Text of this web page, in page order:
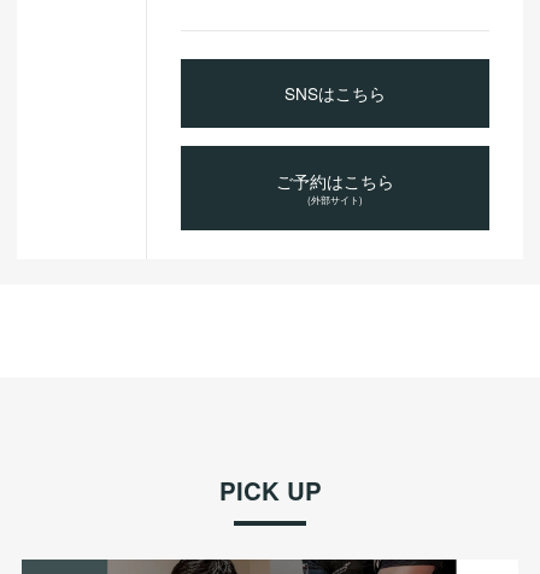
SNSはこちら
ご予約はこちら
(外部サイト)
PICK UP